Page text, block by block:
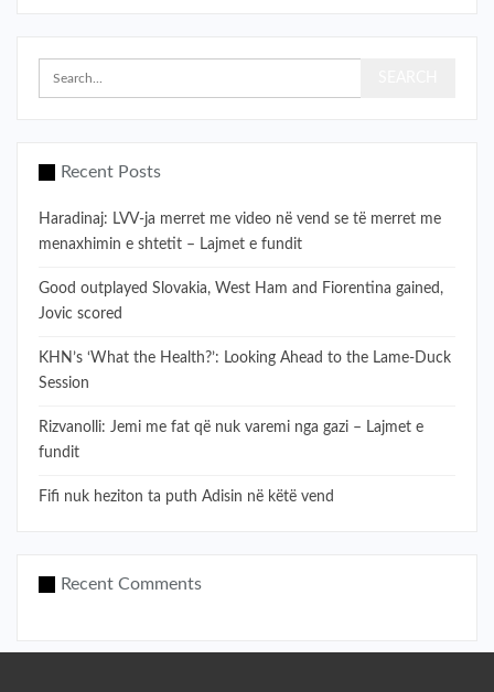
Recent Posts
Haradinaj: LVV-ja merret me video në vend se të merret me
menaxhimin e shtetit – Lajmet e fundit
Good outplayed Slovakia, West Ham and Fiorentina gained,
Jovic scored
KHN’s ‘What the Health?’: Looking Ahead to the Lame-Duck
Session
Rizvanolli: Jemi me fat që nuk varemi nga gazi – Lajmet e
fundit
Fifi nuk heziton ta puth Adisin në këtë vend
Recent Comments